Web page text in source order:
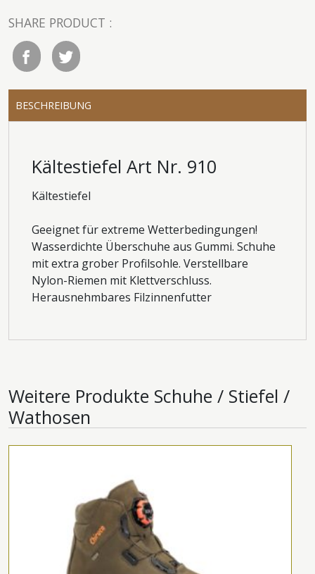
SHARE PRODUCT :
BESCHREIBUNG
Kältestiefel Art Nr. 910
Kältestiefel
Geeignet für extreme Wetterbedingungen!
Wasserdichte Überschuhe aus Gummi. Schuhe
mit extra grober Profilsohle. Verstellbare
Nylon-Riemen mit Klettverschluss.
Herausnehmbares Filzinnenfutter
Weitere Produkte Schuhe / Stiefel /
Wathosen